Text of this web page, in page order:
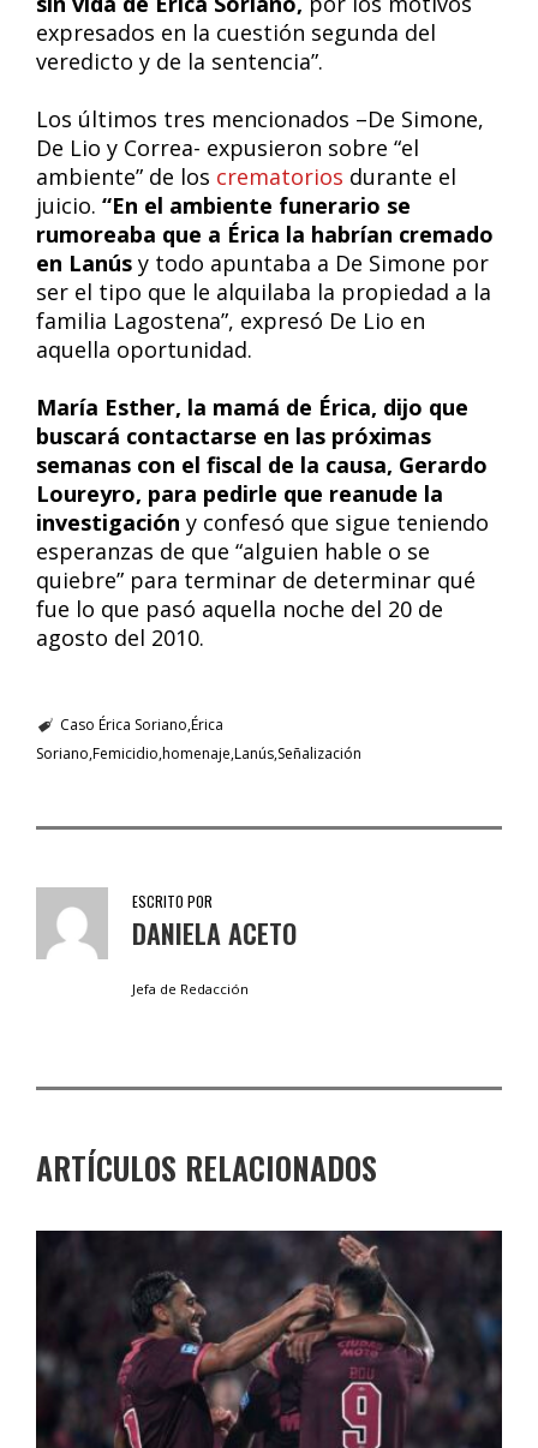
expresados en la cuestión segunda del
veredicto y de la sentencia”.
Los últimos tres mencionados –De Simone,
De Lio y Correa- expusieron sobre “el
ambiente” de los crematorios durante el
juicio. “En el ambiente funerario se
rumoreaba que a Érica la habrían cremado
en Lanús y todo apuntaba a De Simone por
ser el tipo que le alquilaba la propiedad a la
familia Lagostena”, expresó De Lio en
aquella oportunidad.
María Esther, la mamá de Érica, dijo que
buscará contactarse en las próximas
semanas con el fiscal de la causa, Gerardo
Loureyro, para pedirle que reanude la
investigación y confesó que sigue teniendo
esperanzas de que “alguien hable o se
quiebre” para terminar de determinar qué
fue lo que pasó aquella noche del 20 de
agosto del 2010.
Caso Érica Soriano Érica
Soriano Femicidio homenaje Lanús Señalización
ESCRITO POR
DANIELA ACETO
Jefa de Redacción
ARTÍCULOS RELACIONADOS